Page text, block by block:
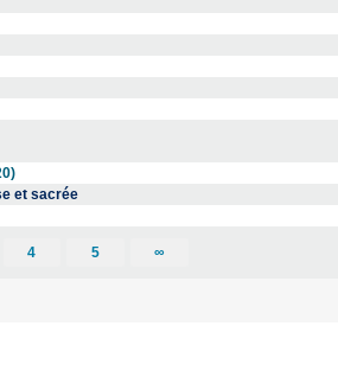
et sacrée
4 5 ∞